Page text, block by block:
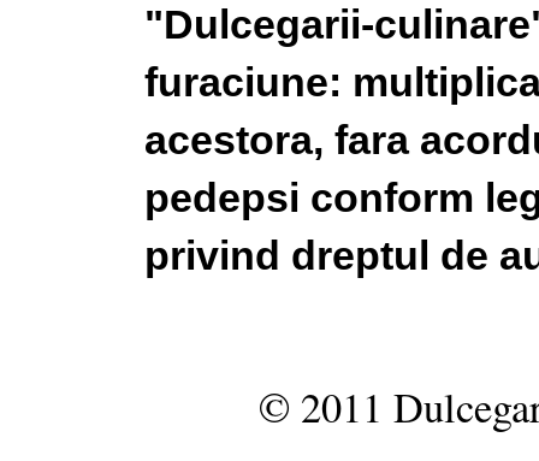
"Dulcegarii-
furaciune:
acestora, fara
pedepsi conform
privind dreptul de
© 2011